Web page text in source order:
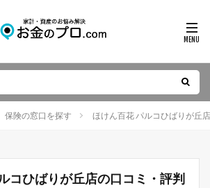
保険の窓口を探す ほけん百花 パルコひばりが丘
コひばりが丘店の口コミ・評判